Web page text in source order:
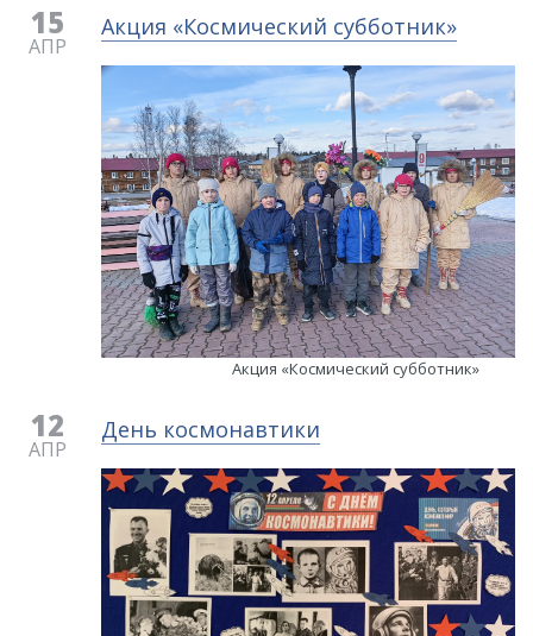
15
АПР
Акция «Космический субботник»
Акция «Космический субботник»
12
АПР
День космонавтики